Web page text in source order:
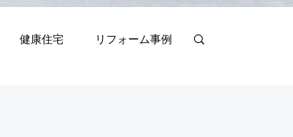
健康住宅 リフォーム事例